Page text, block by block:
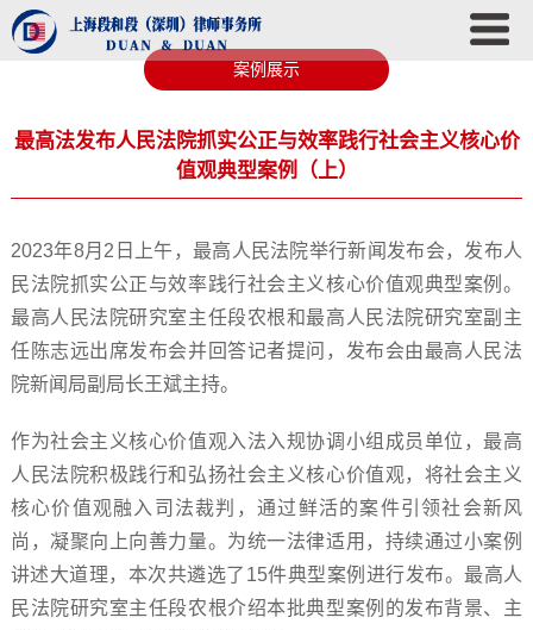
案例展示
最高法发布人民法院抓实公正与效率践行社会主义核心价
值观典型案例（上）
2023年8月2日上午，最高人民法院举行新闻发布会，发布人
民法院抓实公正与效率践行社会主义核心价值观典型案例。
最高人民法院研究室主任段农根和最高人民法院研究室副主
任陈志远出席发布会并回答记者提问，发布会由最高人民法
院新闻局副局长王斌主持。
作为社会主义核心价值观入法入规协调小组成员单位，最高
人民法院积极践行和弘扬社会主义核心价值观，将社会主义
核心价值观融入司法裁判，通过鲜活的案件引领社会新风
尚，凝聚向上向善力量。为统一法律适用，持续通过小案例
讲述大道理，本次共遴选了15件典型案例进行发布。最高人
民法院研究室主任段农根介绍本批典型案例的发布背景、主